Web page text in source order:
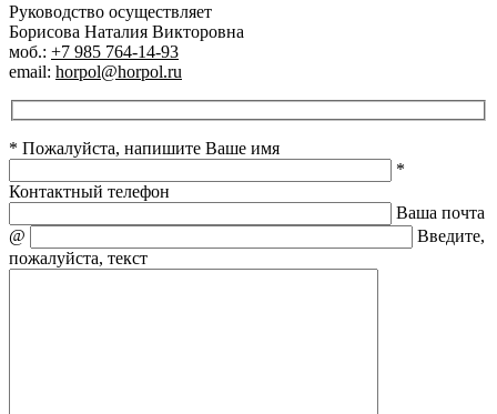
Руководство осуществляет
Борисова Наталия Викторовна
моб.: +7 985 764-14-93
email: horpol@horpol.ru
* Пожалуйста, напишите Ваше имя
*
Контактный телефон
Ваша почта
@
Введите,
пожалуйста, текст